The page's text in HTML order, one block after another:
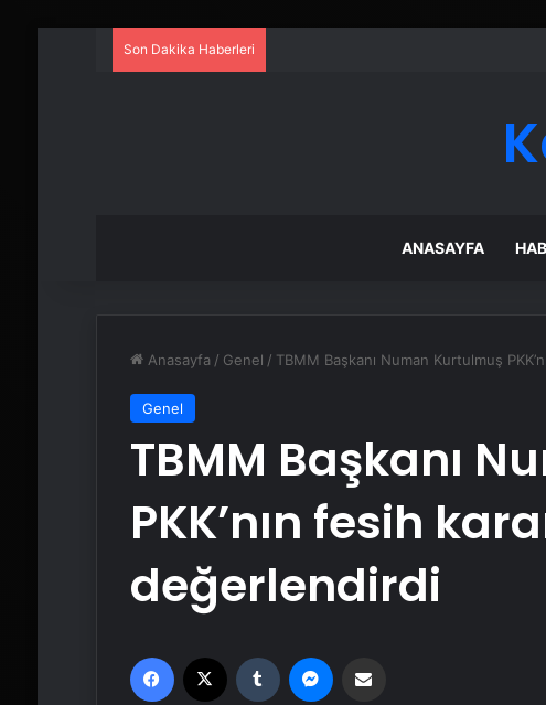
Son Dakika Haberleri
ANASAYFA
Anasayfa / Genel / TBMM Başkanı Numan Kurtulmuş
Genel
TBMM Başkanı
PKK’nın fesih
değerlendirdi
Facebook Tumblr